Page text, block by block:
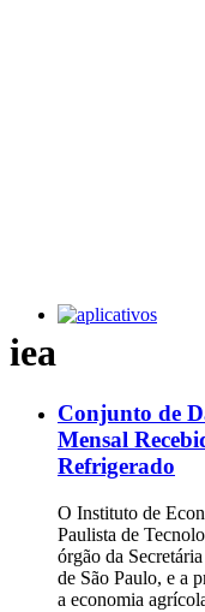
iea
Conjunto de
Mensal
Refrigerado
O Instituto de
Paulista de
órgão da
de São Paulo, e a
a economia